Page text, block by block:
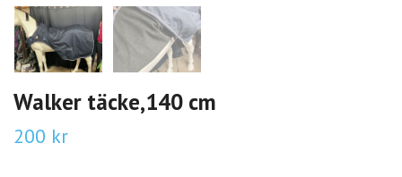
Walker täcke,140 cm
200 kr